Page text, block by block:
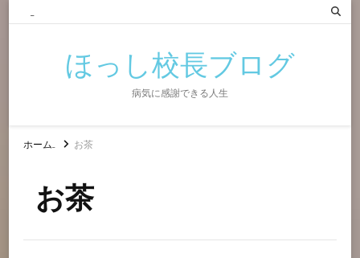
ほっし校長ブログ
病気に感謝できる人生
ホーム お茶
お茶